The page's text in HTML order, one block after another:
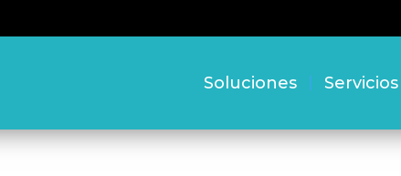
Soluciones Servicios